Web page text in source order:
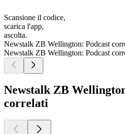
Scansione il codice,
scarica l'app,
ascolta.
Newstalk ZB Wellington: Podcast
Newstalk ZB Wellington: Podcast
Newstalk ZB
correlati